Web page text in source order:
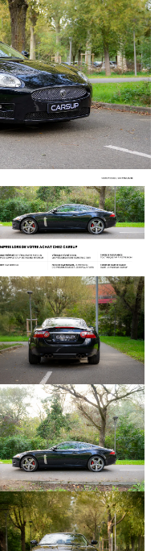
électriquement
multi zone
auto
Bowers & Wilkins